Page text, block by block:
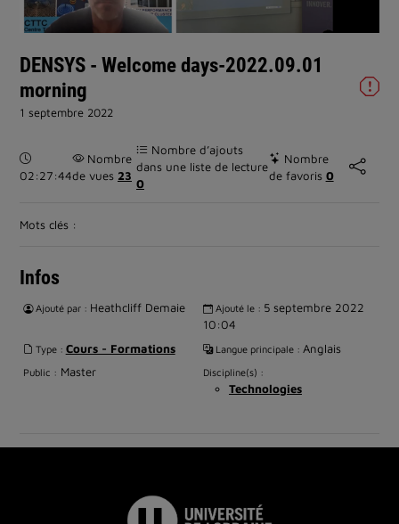
vidéo
DENSYS - Welcome days-2022.09.01
morning
1 septembre 2022
Durée :
02:27:44
Nombre
de vues 23
Nombre d’ajouts
dans une liste de lecture
0
Nombre
de favoris 0
Mots clés :
Infos
Ajouté par : Heathcliff Demaie Ajouté le : 5 septembre 2022
10:04
Type : Cours - Formations Langue principale : Anglais
Public : Master Discipline(s) :
Technologies